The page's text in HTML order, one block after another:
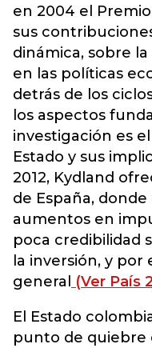
en 2004 el
sus
dinámica, sobre
en las políticas
detrás de los
los aspectos
investigación es
Estado y sus
2012, Kydland
de España,
aumentos en
poca credibilidad
la inversión, y
general
(Ver País
El Estado
punto de quiebre